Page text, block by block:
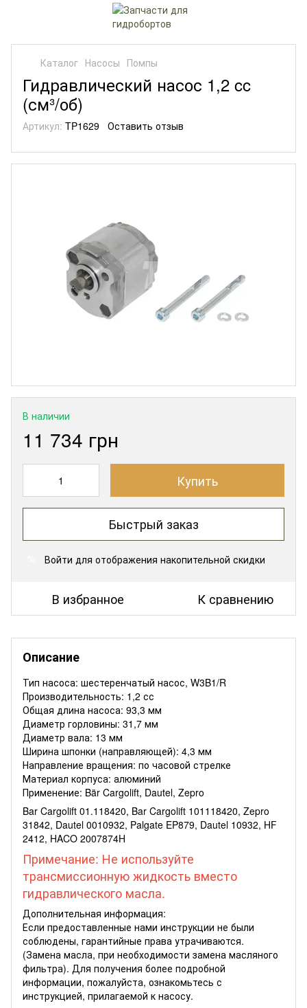
Каталог Насосы Помпы
Гидравлический насос 1,2 cc
(см³/об)
Артикул: TP1629 Оставить отзыв
В наличии
11 734 грн
Купить
Быстрый заказ
Войти для отображения накопительной скидки
В избранное К сравнению
Описание
Тип насоса: шестеренчатый насос, W3B1/R
Производительность: 1,2 сс
Общая длина насоса: 93,3 мм
Диаметр горловины: 31,7 мм
Диаметр вала: 13 мм
Ширина шпонки (направляющей): 4,3 мм
Направление вращения: по часовой стрелке
Материал корпуса: алюминий
Применение: Bär Cargolift, Dautel, Zepro
Bar Cargolift 01.118420, Bar Cargolift 101118420, Zepro
31842, Dautel 0010932, Palgate EP879, Dautel 10932, HF
2412, HACO 2007874H
Примечание: Не используйте
трансмиссионную жидкость вместо
гидравлического масла.
Дополнительная информация:
Если предоставленные нами инструкции не были
соблюдены, гарантийные права утрачиваются.
(Замена масла, при необходимости замена масляного
фильтра). Для получения более подробной
информации, пожалуйста, ознакомьтесь с
инструкцией, прилагаемой к насосу.